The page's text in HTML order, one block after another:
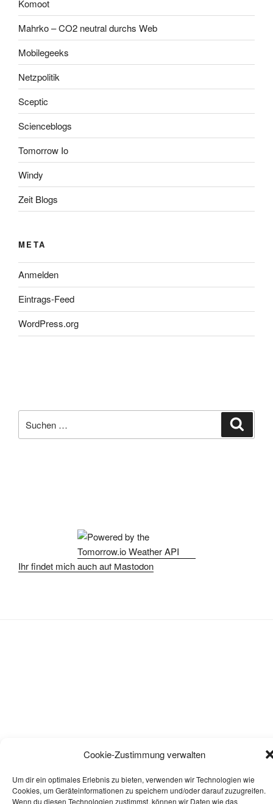
Cookie-Zustimmung verwalten
Um dir ein optimales Erlebnis zu bieten, verwenden wir Technologien wie
Cookies, um Geräteinformationen zu speichern und/oder darauf zuzugreifen.
Wenn du diesen Technologien zustimmst, können wir Daten wie das
Komoot
Mahrko – CO2 neutral durchs Web
Mobilegeeks
Netzpolitik
Sceptic
Scienceblogs
Tomorrow Io
Windy
Zeit Blogs
META
Anmelden
Eintrags-Feed
WordPress.org
nach:
Ihr findet mich auch auf Mastodon
Datenschutz Stolz präsentiert von WordPress